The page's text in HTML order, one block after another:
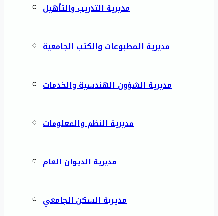
مديرية التدريب والتأهيل
مديرية المطبوعات والكتب الجامعية
مديرية الشؤون الهندسية والخدمات
مديرية النظم والمعلومات
مديرية الديوان العام
مديرية السكن الجامعي